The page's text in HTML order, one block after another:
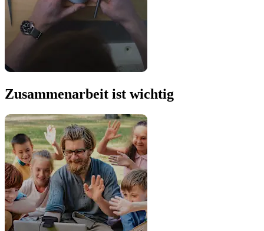
Zusammenarbeit ist wichtig